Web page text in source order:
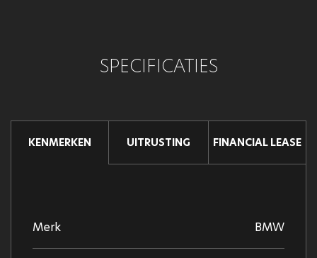
SPECIFICATIES
KENMERKEN UITRUSTING FINANCIAL LEASE
Merk BMW